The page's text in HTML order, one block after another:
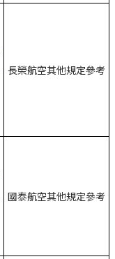
長榮航空其他規定參考
國泰航空其他規定參考